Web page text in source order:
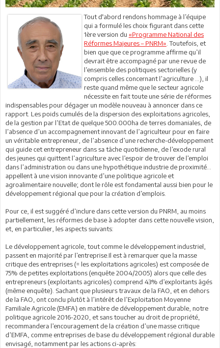
Tout d'abord rendons hommage à l’équipe
qui a formulé les choix figurant dans cette
1ère version du «Programme National des
Réformes Majeures – PNRM» . Toutefois, et
bien que que ce programme affirme qu’il
devrait être accompagné par une revue de
l’ensemble des politiques sectorielles (y
compris celles concernant l’agriculture …), il
reste quand même que le secteur agricole
nécessite en fait toute une série de réformes
indispensables pour dégager un modèle nouveau à annoncer dans ce
rapport. Les poids cumulés de la dispersion des exploitations agricoles,
de la gestion par l’Etat de quelque 500.000ha de terres domaniales, de
l’absence d’un accompagnement innovant de l’agriculteur pour en faire
un véritable entrepreneur, de l’absence d’une recherche-développement
qui guide cet entrepreneur dans sa tâche quotidienne, de l’exode rural
des jeunes qui quittent l’agriculture avec l’espoir de trouver de l’emploi
dans l’administration ou dans une hypothétique industrie de proximité…
appellent à une vision innovante d’une politique agricole et
agroalimentaire nouvelle; dont le rôle est fondamental aussi bien pour le
développement régional que pour la création d’emplois.
Pour ce, il est suggéré d’inclure dans cette version du PNRM, au moins
partiellement, les réformes de base à adopter dans cette nouvelle vision,
et, en particulier, les aspects suivants:
Le développement agricole, tout comme le développement industriel,
passent en majorité par l’entreprise.Il est à remarquer que la masse
critique des entreprises (= les exploitations agricoles) est composée de
75% de petites exploitations (enquête 2004/2005) alors que celle des
entrepreneurs (exploitants agricoles) comprend 43% d’exploitants âgés
(même enquête). Sachant que plusieurs travaux de la FAO, et en dehors
de la FAO, ont conclu plutôt à l’intérêt de l’Exploitation Moyenne
Familiale Agricole (EMFA) en matière de développement durable, notre
politique agricole 2016-2020, et sans toucher au droit de propriété,
recommandera l’encouragement de la création d’une masse critique
d’EMFA, comme entreprises de base du développement régional durable
envisagé, notamment par les actions ci-après: